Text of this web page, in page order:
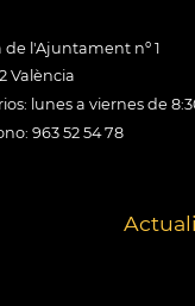
de l'Ajuntament nº 1
València
lunes a viernes de
963 52 54 78